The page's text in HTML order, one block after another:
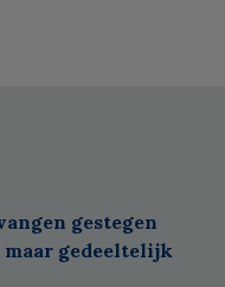
gestegen
maar gedeeltelijk